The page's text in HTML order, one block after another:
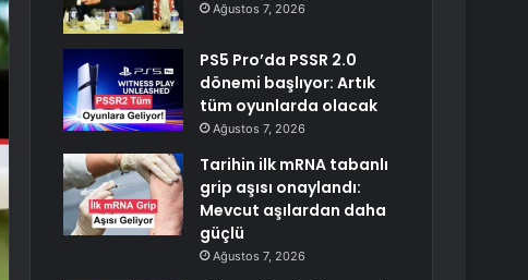
Ağustos 7, 2026
PS5 Pro’da PSSR 2.0
dönemi başlıyor: Artık
tüm oyunlarda olacak
Ağustos 7, 2026
Tarihin ilk mRNA tabanlı
grip aşısı onaylandı:
Mevcut aşılardan daha
güçlü
Ağustos 7, 2026